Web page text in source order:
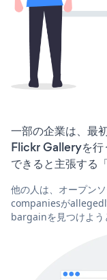
一部の企業は、最
Flickr Galleryを
できると主張する
他の人は、オープン
companiesが
bargainを見つけよう